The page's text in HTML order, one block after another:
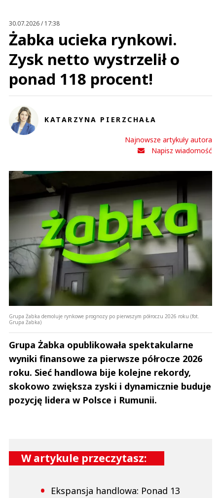
30.07.2026 / 17:38
Żabka ucieka rynkowi.
Zysk netto wystrzelił o
ponad 118 procent!
KATARZYNA PIERZCHAŁA
Najnowsze artykuły autora
Napisz wiadomość
Grupa Żabka demoluje rynkowe prognozy po pierwszym półroczu 2026 roku (fot.
Grupa Żabka)
Grupa Żabka opublikowała spektakularne
wyniki finansowe za pierwsze półrocze 2026
roku. Sieć handlowa bije kolejne rekordy,
skokowo zwiększa zyski i dynamicznie buduje
pozycję lidera w Polsce i Rumunii.
W artykule przeczytasz:
Ekspansja handlowa: Ponad 13